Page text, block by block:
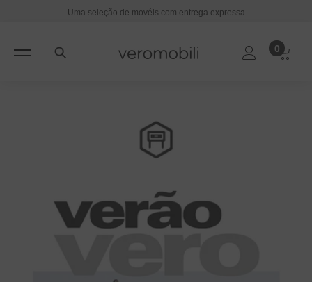
pular para o conteúdoUma seleção de movéis com entrega expressa
00
itens